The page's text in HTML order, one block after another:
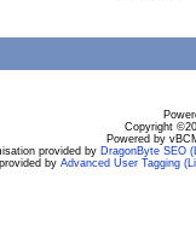
Copyright
Powered by
provided by DragonByte SEO
by Advanced User Tagging